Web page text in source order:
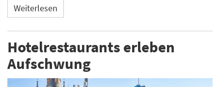
Weiterlesen
Hotelrestaurants erleben
Aufschwung